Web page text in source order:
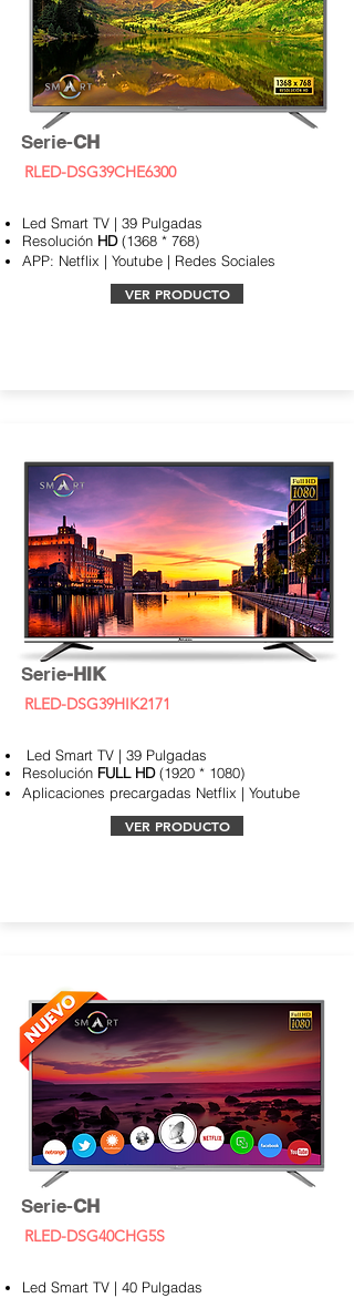
Serie-CH
RLED-DSG39CHE6300
Led Smart TV | 39 Pulgadas
Resolución HD(1368 * 768)
APP: Netflix | Youtube | Redes Sociales
VER PRODUCTO
Serie-HIK
RLED-DSG39HIK2171
Led Smart TV | 39 Pulgadas
Resolución FULL HD(1920 * 1080)
Aplicaciones precargadas Netflix | Youtube
VER PRODUCTO
Serie-CH
RLED-DSG40CHG5S
Led Smart TV | 40 Pulgadas